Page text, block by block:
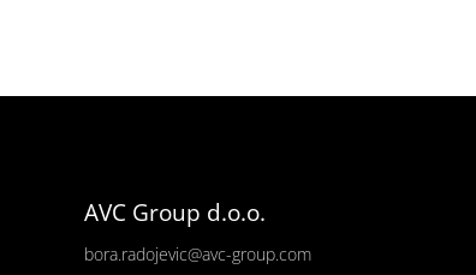
AVC Group d.o.o.
bora.radojevic@avc-group.com